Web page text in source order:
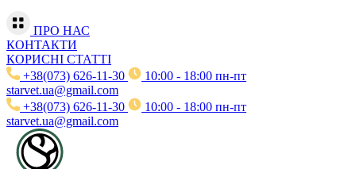
ПРО НАС
КОНТАКТИ
КОРИСНІ СТАТТІ
+38(073) 626-11-30
10:00 - 18:00 пн-пт
starvet.ua@gmail.com
+38(073) 626-11-30
10:00 - 18:00 пн-пт
starvet.ua@gmail.com